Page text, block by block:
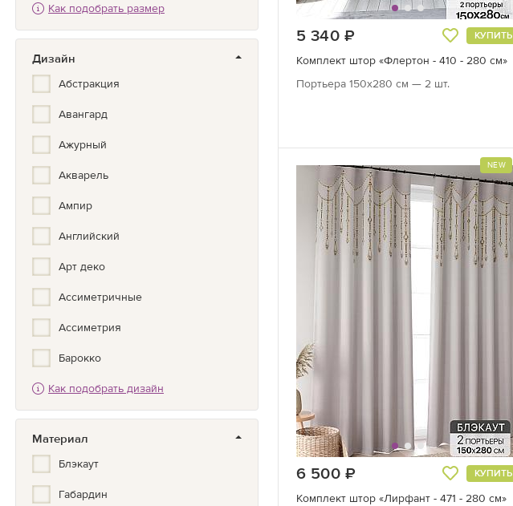
Как подобрать размер
Дизайн
Абстракция
Авангард
Ажурный
Акварель
Ампир
Английский
Арт деко
Ассиметричные
Ассиметрия
Барокко
Бохо
Вензеля
Вертикальная полоска
Как подобрать дизайн
Материал
Блэкаут
Габардин
5 340 КУПИТЬ
Комплект штор «Флертон - 410 - 280 см»
Портьера 150х280 см — 2 шт.
NEW
6 500 КУПИТЬ
Комплект штор «Лирфант - 471 - 280 см»